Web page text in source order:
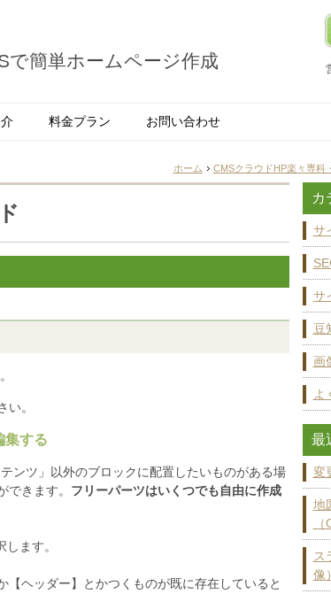
で簡単ホームページ作成
料金プラン お問い合わせ
ホーム CMSクラウドHP楽々専科
。
集する
ンツ」以外のブロックに配置したいものがある場
きます。 フリーパーツはいくつでも自由に作成
します。
ヘッダー】とかつくものが既に存在していると
カ
サ
サ
豆
画
よ
最
変
地
ス
像